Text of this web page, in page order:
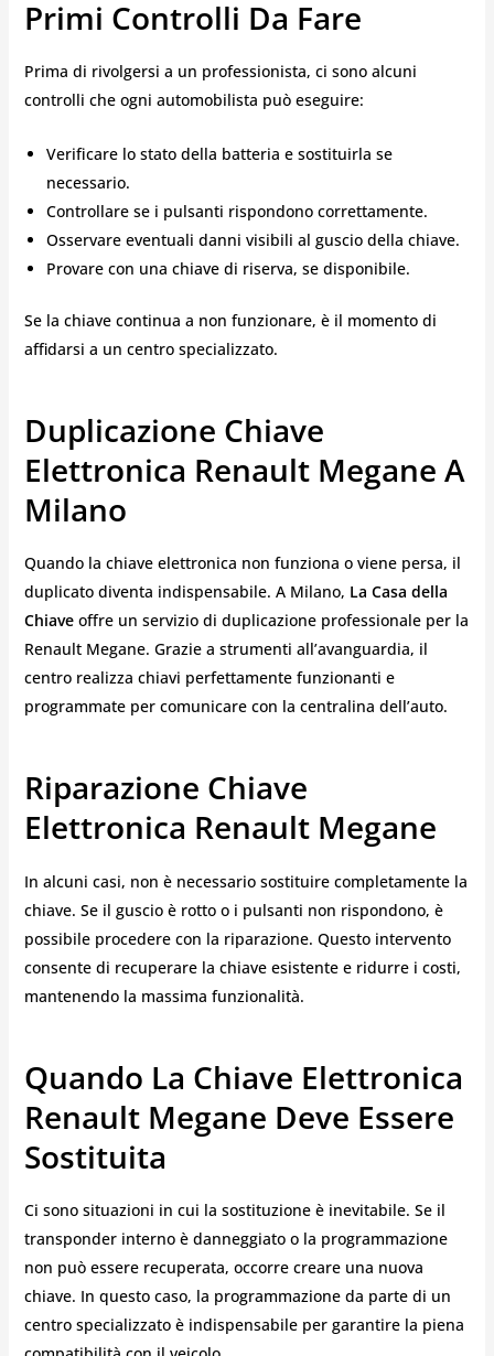
Primi Controlli Da Fare
Prima di rivolgersi a un professionista, ci sono alcuni
controlli che ogni automobilista può eseguire:
Verificare lo stato della batteria e sostituirla se
necessario.
Controllare se i pulsanti rispondono correttamente.
Osservare eventuali danni visibili al guscio della chiave.
Provare con una chiave di riserva, se disponibile.
Se la chiave continua a non funzionare, è il momento di
affidarsi a un centro specializzato.
Duplicazione Chiave
Elettronica Renault Megane A
Milano
Quando la chiave elettronica non funziona o viene persa, il
duplicato diventa indispensabile. A Milano, La Casa della
Chiaveoffre un servizio di duplicazione professionale per la
Renault Megane. Grazie a strumenti all’avanguardia, il
centro realizza chiavi perfettamente funzionanti e
programmate per comunicare con la centralina dell’auto.
Riparazione Chiave
Elettronica Renault Megane
In alcuni casi, non è necessario sostituire completamente la
chiave. Se il guscio è rotto o i pulsanti non rispondono, è
possibile procedere con la riparazione. Questo intervento
consente di recuperare la chiave esistente e ridurre i costi,
mantenendo la massima funzionalità.
Quando La Chiave Elettronica
Renault Megane Deve Essere
Sostituita
Ci sono situazioni in cui la sostituzione è inevitabile. Se il
transponder interno è danneggiato o la programmazione
non può essere recuperata, occorre creare una nuova
chiave. In questo caso, la programmazione da parte di un
centro specializzato è indispensabile per garantire la piena